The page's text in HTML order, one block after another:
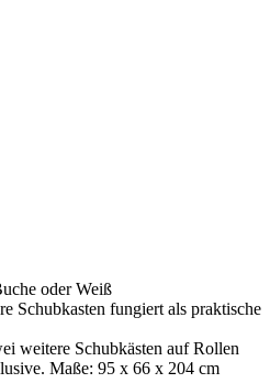
oder Weiß
Schubkasten fungiert als praktische
weitere Schubkästen auf Rollen
Maße: 95 x 66 x 204 cm